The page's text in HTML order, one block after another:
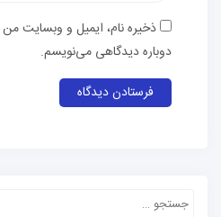
ذخیره نام، ایمیل و وبسایت من
دوباره دیدگاهی می‌نویسم.